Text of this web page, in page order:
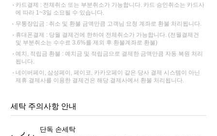
카드결제 : 전체취소 또는 부분취소가 가능합니다. 카드 승인취소는 카드사
에 따라 1~3일 소요될 수 있습니다.
무통장입금 : 취소 및 환불 금액만큼 고객님 요청 계좌로 환불 처리됩니다.
휴대폰결제 : 당월 결제건에 한하여 전체취소가 가능합니다. (전월결제건
및 부분취소는 수수료 3.6%를 제외 후 환불계좌로 환불)
예치, 적립금 환불 : 예치금 및 적립금으로 결제한 금액만큼 자동 복원 처리
됩니다.
네이버페이, 삼성페이, 페이코, 카카오페이 같은 당사 결제 시스템이 아닌
제휴 결제사를 이용한 결제건은 해당 결제사에서 환불 처리됩니다.
세탁 주의사항 안내
단독 손세탁